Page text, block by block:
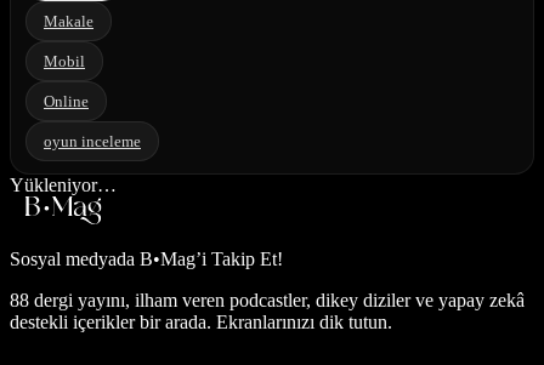
Makale
Mobil
Online
oyun inceleme
Yükleniyor…
Sosyal medyada B•Mag’i Takip Et!
88 dergi yayını, ilham veren podcastler, dikey diziler ve yapay zekâ
destekli içerikler bir arada. Ekranlarınızı dik tutun.